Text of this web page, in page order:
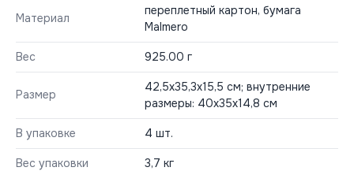
Материал
переплетный картон, бумага
Malmero
Вес 925.00 г
Размер
42,5х35,3х15,5 см; внутренние
размеры: 40х35х14,8 см
В упаковке 4 шт.
Вес упаковки 3,7 кг